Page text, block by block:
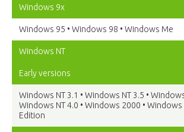
Windows 9x
Windows 95 • Windows 98 • Windows Me
Windows NT
Early versions
Windows NT 3.1 • Windows NT 3.5 •
Windows NT 4.0 • Windows 2000 •
Edition